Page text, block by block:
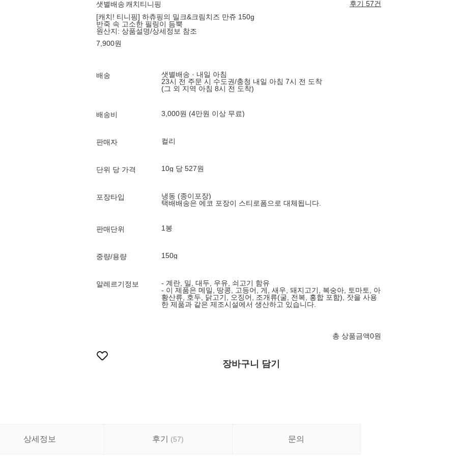
샛별배송캐치티니핑
후기 57건
[캐치! 티니핑] 하츄핑의 밀크&크림치즈 만쥬 150g
반죽 속 고소한 필링이 듬뿍
원산지: 상품설명/상세정보 참조
7,900원
배송
샛별배송 · 내일 아침
23시 전 주문 시 수도권/충청 내일 아침 7시 전 도착
(그 외 지역 아침 8시 전 도착)
배송비 3,000원 (4만원 이상 무료)
판매자 컬리
단위 당 가격 10g 당 527원
포장타입
냉동 (종이포장)
택배배송은 에코 포장이 스티로폼으로 대체됩니다.
판매단위 1봉
중량/용량 150g
알레르기정보
- 계란, 밀, 대두, 우유, 쇠고기 함유
- 이 제품은 메밀, 땅콩, 고등어, 게, 새우, 돼지고기, 복숭아, 토마토, 아
황산류, 호두, 닭고기, 오징어, 조개류(굴, 전복, 홍합 포함), 잣을 사용
한 제품과 같은 제조시설에서 생산하고 있습니다.
총 상품금액0원
장바구니 담기
상세정보 후기 (57) 문의